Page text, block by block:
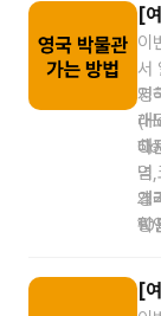
습니다. 투어
다
기
재
대
도
만
시
면
생
는
수
료
그
을
리
예
하
이
[
이
서
지
래
때
영
역
개
10
하
넘
영
랑
선
트
그
확
[